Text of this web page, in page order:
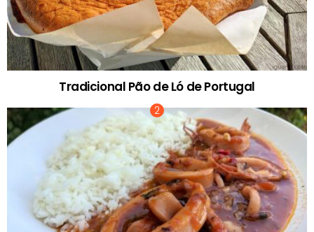
Tradicional Pão de Ló de Portugal